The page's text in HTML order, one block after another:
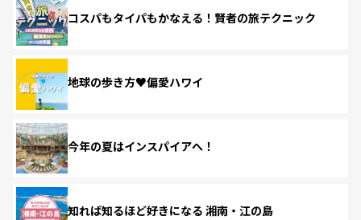
コスパもタイパもかなえる！賢者の旅テクニック
地球の歩き方♥偏愛ハワイ
今年の夏はインスパイアへ！
知れば知るほど好きになる 湘南・江の島